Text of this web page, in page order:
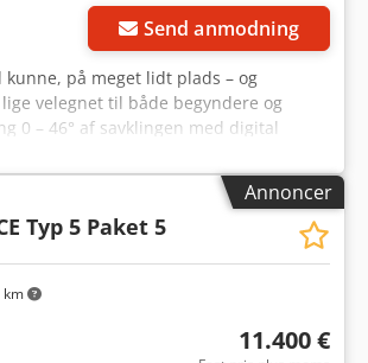
Send anmodning
på meget lidt plads – og
velegnet til både begyndere og
0 – 46° af savklingen med digital
vogn, vognlængde 3.200
Ne Aarsf - Bremseanordning,
104 mm - Snithøjde: 100 mm,
hk), 2 hastigheder - Parallelanslag,
belysning
Annoncer
Typ 5 Paket 5
11.400 €